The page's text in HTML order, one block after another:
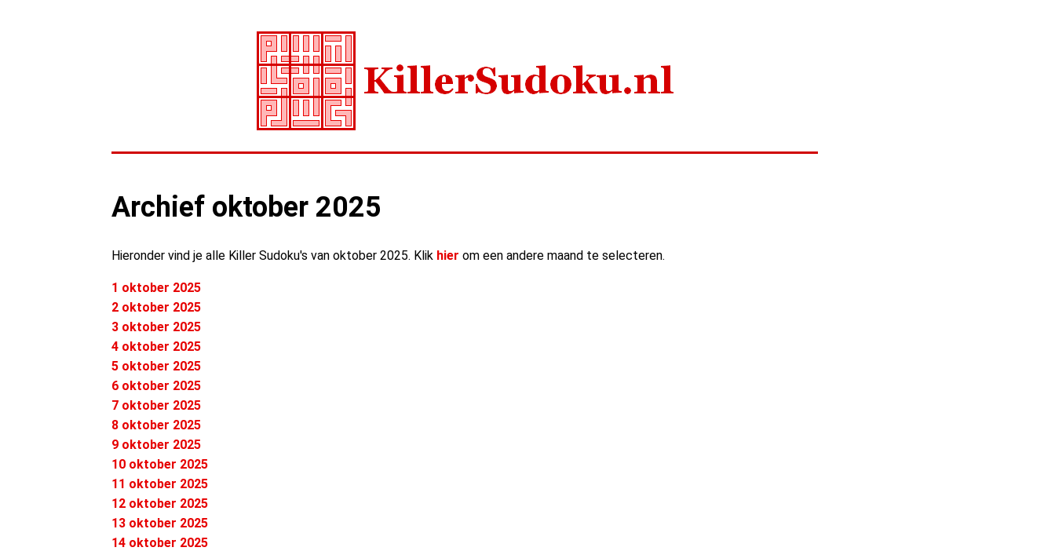
Archief oktober 2025
Hieronder vind je alle Killer Sudoku's van oktober 2025. Klik hier om een andere maand te selecteren.
1 oktober 2025
2 oktober 2025
3 oktober 2025
4 oktober 2025
5 oktober 2025
6 oktober 2025
7 oktober 2025
8 oktober 2025
9 oktober 2025
10 oktober 2025
11 oktober 2025
12 oktober 2025
13 oktober 2025
14 oktober 2025